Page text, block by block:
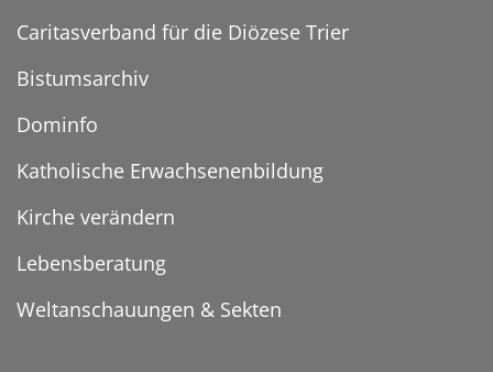
Caritasverband für die Diözese Trier
Bistumsarchiv
Dominfo
Katholische Erwachsenenbildung
Kirche verändern
Lebensberatung
Weltanschauungen & Sekten